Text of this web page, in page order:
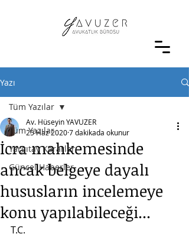
Yazı
Tüm Yazılar
Yargıtay Kararları
Güncel Haberler
Tüm Yazılar
İcra mahkemesinde
ancak belgeye dayalı
hususların incelemeye
konu yapılabileceği...
Av. Hüseyin YAVUZER
25 Haz 20207 dakikada okunur
T.C.